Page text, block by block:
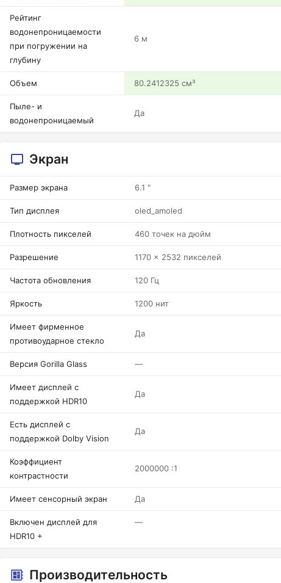
Рейтинг
водонепроницаемости
при погружении на
глубину
6 м
Объем 80.2412325 см³
Пыле- и
водонепроницаемый
Да
Экран
Размер экрана 6.1 "
Тип дисплея oled_amoled
Плотность пикселей 460 точек на дюйм
Разрешение 1170 x 2532 пикселей
Частота обновления 120 Гц
Яркость 1200 нит
Имеет фирменное
противоударное стекло
Да
Версия Gorilla Glass —
Имеет дисплей с
поддержкой HDR10
Да
Есть дисплей с
поддержкой Dolby Vision
Да
Коэффициент
контрастности
2000000 :1
Имеет сенсорный экран Да
Включен дисплей для
HDR10 +
—
Производительность